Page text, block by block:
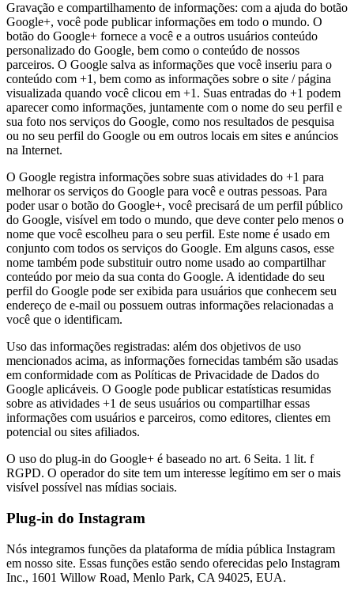
Gravação e compartilhamento de informações: com a ajuda do botão
Google+, você pode publicar informações em todo o mundo. O
botão do Google+ fornece a você e a outros usuários conteúdo
personalizado do Google, bem como o conteúdo de nossos
parceiros. O Google salva as informações que você inseriu para o
conteúdo com +1, bem como as informações sobre o site / página
visualizada quando você clicou em +1. Suas entradas do +1 podem
aparecer como informações, juntamente com o nome do seu perfil e
sua foto nos serviços do Google, como nos resultados de pesquisa
ou no seu perfil do Google ou em outros locais em sites e anúncios
na Internet.
O Google registra informações sobre suas atividades do +1 para
melhorar os serviços do Google para você e outras pessoas. Para
poder usar o botão do Google+, você precisará de um perfil público
do Google, visível em todo o mundo, que deve conter pelo menos o
nome que você escolheu para o seu perfil. Este nome é usado em
conjunto com todos os serviços do Google. Em alguns casos, esse
nome também pode substituir outro nome usado ao compartilhar
conteúdo por meio da sua conta do Google. A identidade do seu
perfil do Google pode ser exibida para usuários que conhecem seu
endereço de e-mail ou possuem outras informações relacionadas a
você que o identificam.
Uso das informações registradas: além dos objetivos de uso
mencionados acima, as informações fornecidas também são usadas
em conformidade com as Políticas de Privacidade de Dados do
Google aplicáveis. O Google pode publicar estatísticas resumidas
sobre as atividades +1 de seus usuários ou compartilhar essas
informações com usuários e parceiros, como editores, clientes em
potencial ou sites afiliados.
O uso do plug-in do Google+ é baseado no art. 6 Seita. 1 lit. f
RGPD. O operador do site tem um interesse legítimo em ser o mais
visível possível nas mídias sociais.
Plug-in do Instagram
Nós integramos funções da plataforma de mídia pública Instagram
em nosso site. Essas funções estão sendo oferecidas pelo Instagram
Inc., 1601 Willow Road, Menlo Park, CA 94025, EUA.